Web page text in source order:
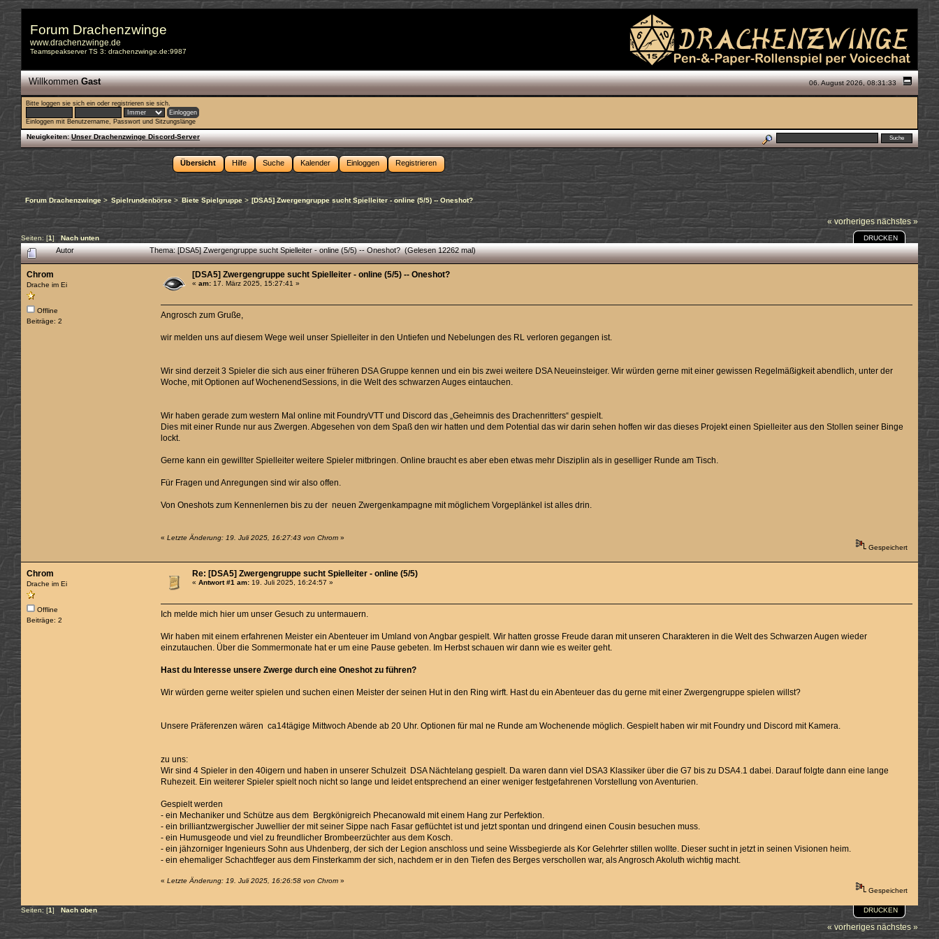
Forum Drachenzwinge
www.drachenzwinge.de
Teamspeakserver TS 3: drachenzwinge.de:9987
06. August 2026, 08:31:33
WillkommenGast
Bitte loggen sie sich ein oderregistrieren sie sich.
Einloggen mit Benutzername, Passwort und Sitzungslänge
Neuigkeiten: Unser Drachenzwinge Discord-Server
Übersicht Hilfe Suche Kalender Einloggen Registrieren
Forum Drachenzwinge > Spielrundenbörse> Biete Spielgruppe> [DSA5] Zwergengruppe sucht Spielleiter - online (5/5) -- Oneshot?
« vorheriges nächstes »
Seiten: [1] Nach unten DRUCKEN
Autor Thema: [DSA5] Zwergengruppe sucht Spielleiter - online (5/5) -- Oneshot? (Gelesen 12262 mal)
Chrom
Drache im Ei
Offline
Beiträge: 2
[DSA5] Zwergengruppe sucht Spielleiter - online (5/5) -- Oneshot?
«am: 17. März 2025, 15:27:41 »
Angrosch zum Gruße,
wir melden uns auf diesem Wege weil unser Spielleiter in den Untiefen und Nebelungen des RL verloren gegangen ist.
Wir sind derzeit 3 Spieler die sich aus einer früheren DSA Gruppe kennen und ein bis zwei weitere DSA Neueinsteiger. Wir würden gerne mit einer gewissen Regelmäßigkeit abendlich, unter der
Woche, mit Optionen auf WochenendSessions, in die Welt des schwarzen Auges eintauchen.
Wir haben gerade zum western Mal online mit FoundryVTT und Discord das „Geheimnis des Drachenritters“ gespielt.
Dies mit einer Runde nur aus Zwergen. Abgesehen von dem Spaß den wir hatten und dem Potential das wir darin sehen hoffen wir das dieses Projekt einen Spielleiter aus den Stollen seiner Binge
lockt.
Gerne kann ein gewillter Spielleiter weitere Spieler mitbringen. Online braucht es aber eben etwas mehr Disziplin als in geselliger Runde am Tisch.
Für Fragen und Anregungen sind wir also offen.
Von Oneshots zum Kennenlernen bis zu der neuen Zwergenkampagne mit möglichem Vorgeplänkel ist alles drin.
«Letzte Änderung: 19. Juli 2025, 16:27:43 von Chrom »
Gespeichert
Chrom
Drache im Ei
Offline
Beiträge: 2
Re: [DSA5] Zwergengruppe sucht Spielleiter - online (5/5)
«Antwort #1 am: 19. Juli 2025, 16:24:57 »
Ich melde mich hier um unser Gesuch zu untermauern.
Wir haben mit einem erfahrenen Meister ein Abenteuer im Umland von Angbar gespielt. Wir hatten grosse Freude daran mit unseren Charakteren in die Welt des Schwarzen Augen wieder
einzutauchen. Über die Sommermonate hat er um eine Pause gebeten. Im Herbst schauen wir dann wie es weiter geht.
Hast du Interesse unsere Zwerge durch eine Oneshot zu führen?
Wir würden gerne weiter spielen und suchen einen Meister der seinen Hut in den Ring wirft. Hast du ein Abenteuer das du gerne mit einer Zwergengruppe spielen willst?
Unsere Präferenzen wären ca14tägige Mittwoch Abende ab 20 Uhr. Optionen für mal ne Runde am Wochenende möglich. Gespielt haben wir mit Foundry und Discord mit Kamera.
zu uns:
Wir sind 4 Spieler in den 40igern und haben in unserer Schulzeit DSA Nächtelang gespielt. Da waren dann viel DSA3 Klassiker über die G7 bis zu DSA4.1 dabei. Darauf folgte dann eine lange
Ruhezeit. Ein weiterer Spieler spielt noch nicht so lange und leidet entsprechend an einer weniger festgefahrenen Vorstellung von Aventurien.
Gespielt werden
- ein Mechaniker und Schütze aus dem Bergkönigreich Phecanowald mit einem Hang zur Perfektion.
- ein brilliantzwergischer Juwellier der mit seiner Sippe nach Fasar geflüchtet ist und jetzt spontan und dringend einen Cousin besuchen muss.
- ein Humusgeode und viel zu freundlicher Brombeerzüchter aus dem Kosch.
- ein jähzorniger Ingenieurs Sohn aus Uhdenberg, der sich der Legion anschloss und seine Wissbegierde als Kor Gelehrter stillen wollte. Dieser sucht in jetzt in seinen Visionen heim.
- ein ehemaliger Schachtfeger aus dem Finsterkamm der sich, nachdem er in den Tiefen des Berges verschollen war, als Angrosch Akoluth wichtig macht.
«Letzte Änderung: 19. Juli 2025, 16:26:58 von Chrom »
Gespeichert
DRUCKEN
Seiten: [1] Nach oben
« vorheriges nächstes »